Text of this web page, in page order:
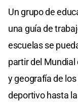
Un grupo de
una guía de
escuelas se
partir del
y geografía de
deportivo hasta